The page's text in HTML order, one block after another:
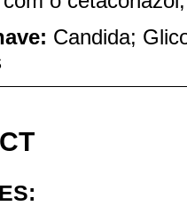
Candida;